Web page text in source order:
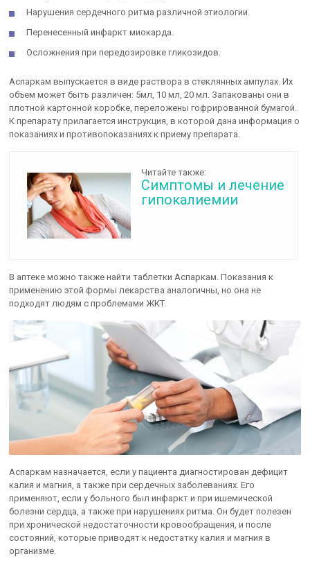
Нарушения сердечного ритма различной этиологии.
Перенесенный инфаркт миокарда.
Осложнения при передозировке гликозидов.
Аспаркам выпускается в виде раствора в стеклянных ампулах. Их
объем может быть различен: 5мл, 10 мл, 20 мл. Запакованы они в
плотной картонной коробке, переложены гофрированной бумагой.
К препарату прилагается инструкция, в которой дана информация о
показаниях и противопоказаниях к приему препарата.
Читайте также:
Симптомы и лечение
гипокалиемии
В аптеке можно также найти таблетки Аспаркам. Показания к
применению этой формы лекарства аналогичны, но она не
подходят людям с проблемами ЖКТ.
Аспаркам назначается, если у пациента диагностирован дефицит
калия и магния, а также при сердечных заболеваниях. Его
применяют, если у больного был инфаркт и при ишемической
болезни сердца, а также при нарушениях ритма. Он будет полезен
при хронической недостаточности кровообращения, и после
состояний, которые приводят к недостатку калия и магния в
организме.